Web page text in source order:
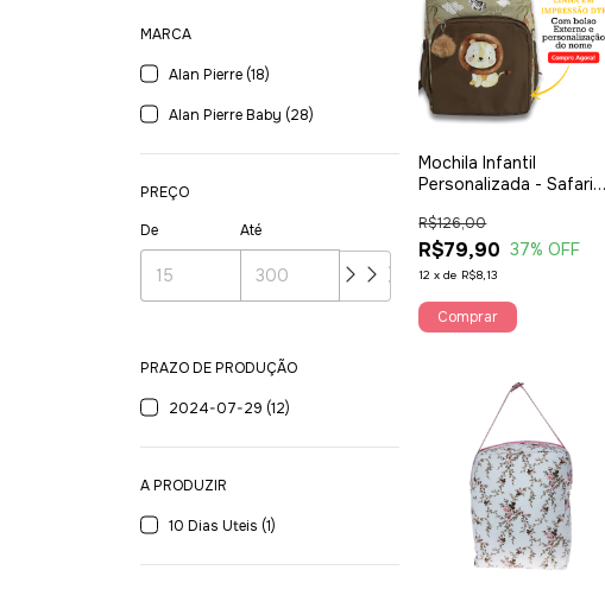
MARCA
Alan Pierre (18)
Alan Pierre Baby (28)
PREÇO
De
Até
PRAZO DE PRODUÇÃO
2024-07-29 (12)
A PRODUZIR
10 Dias Uteis (1)
Mochila Infantil
Personalizada - Safari
R$79,90
R$126,00
37% OFF
12 xde R$8,13
Comprar